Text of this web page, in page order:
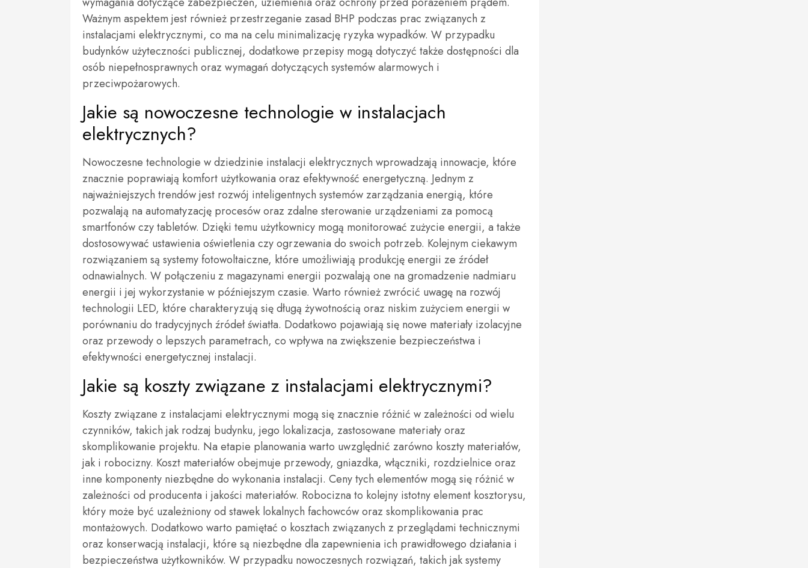
Ważnym aspektem jest również przestrzeganie zasad BHP podczas prac związanych z
instalacjami elektrycznymi, co ma na celu minimalizację ryzyka wypadków. W przypadku
budynków użyteczności publicznej, dodatkowe przepisy mogą dotyczyć także dostępności dla
osób niepełnosprawnych oraz wymagań dotyczących systemów alarmowych i
przeciwpożarowych.
Jakie są nowoczesne technologie w instalacjach
elektrycznych?
Nowoczesne technologie w dziedzinie instalacji elektrycznych wprowadzają innowacje, które
znacznie poprawiają komfort użytkowania oraz efektywność energetyczną. Jednym z
najważniejszych trendów jest rozwój inteligentnych systemów zarządzania energią, które
pozwalają na automatyzację procesów oraz zdalne sterowanie urządzeniami za pomocą
smartfonów czy tabletów. Dzięki temu użytkownicy mogą monitorować zużycie energii, a także
dostosowywać ustawienia oświetlenia czy ogrzewania do swoich potrzeb. Kolejnym ciekawym
rozwiązaniem są systemy fotowoltaiczne, które umożliwiają produkcję energii ze źródeł
odnawialnych. W połączeniu z magazynami energii pozwalają one na gromadzenie nadmiaru
energii i jej wykorzystanie w późniejszym czasie. Warto również zwrócić uwagę na rozwój
technologii LED, które charakteryzują się długą żywotnością oraz niskim zużyciem energii w
porównaniu do tradycyjnych źródeł światła. Dodatkowo pojawiają się nowe materiały izolacyjne
oraz przewody o lepszych parametrach, co wpływa na zwiększenie bezpieczeństwa i
efektywności energetycznej instalacji.
Jakie są koszty związane z instalacjami elektrycznymi?
Koszty związane z instalacjami elektrycznymi mogą się znacznie różnić w zależności od wielu
czynników, takich jak rodzaj budynku, jego lokalizacja, zastosowane materiały oraz
skomplikowanie projektu. Na etapie planowania warto uwzględnić zarówno koszty materiałów,
jak i robocizny. Koszt materiałów obejmuje przewody, gniazdka, włączniki, rozdzielnice oraz
inne komponenty niezbędne do wykonania instalacji. Ceny tych elementów mogą się różnić w
zależności od producenta i jakości materiałów. Robocizna to kolejny istotny element kosztorysu,
który może być uzależniony od stawek lokalnych fachowców oraz skomplikowania prac
montażowych. Dodatkowo warto pamiętać o kosztach związanych z przeglądami technicznymi
oraz konserwacją instalacji, które są niezbędne dla zapewnienia ich prawidłowego działania i
bezpieczeństwa użytkowników. W przypadku nowoczesnych rozwiązań, takich jak systemy